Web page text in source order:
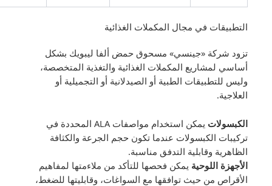
التطبيقات في مجال المكملات الغذائية
تزود شركة «جينسي» مسحوق حمض ألفا ليبويك بشكل
أساسي لمشاريع المكملات الغذائية والتغذية المتخصصة،
وليس للتطبيقات الطبية أو الصيدلانية أو التجميلية أو
العلاجية.
الكبسولات
يمكن استخدام مواصفات ALA المحددة في
تركيبات الكبسولات عندما تكون حجم الجرعة والكثافة
الظاهرية وقابلية التدفق مناسبة.
الأجهزة اللوحية يمكن فحصها للتأكد من ملاءمتها لمفاهيم
الأقراص من حيث توافقها مع السواغات، وقابليتها للضغط،